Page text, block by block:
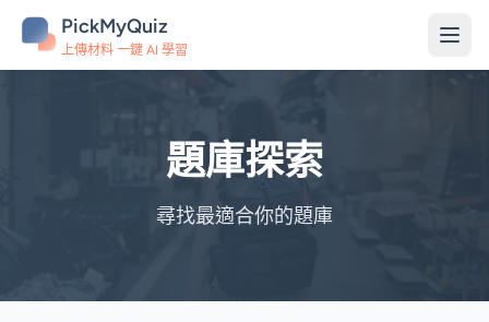
PickMyQuiz
上傳材料 一鍵 AI 學習
題庫探索
尋找最適合你的題庫